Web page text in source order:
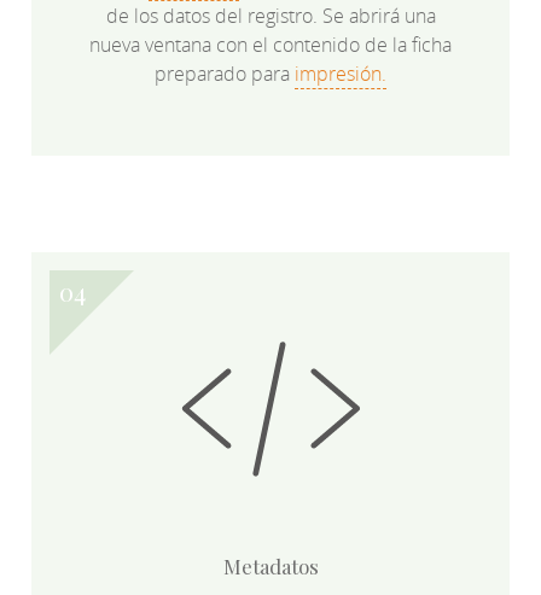
de los datos del registro. Se abrirá una
nueva ventana con el contenido de la ficha
preparado para impresión.
Metadatos